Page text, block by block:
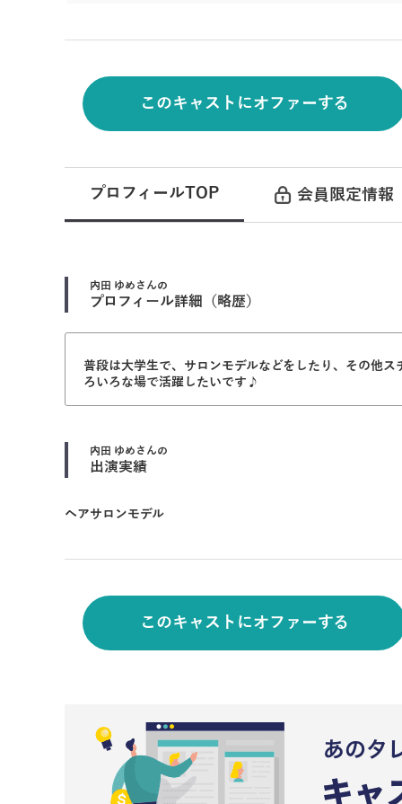
このキャストにオファーする
プロフィールTOP 会員限定情報
内田 ゆめ さんの
プロフィール詳細（略歴）
普段は大学生で、サロンモデルなどをしたり、その他
ろいろな場で活躍したいです♪
内田 ゆめ さんの
出演実績
ヘアサロンモデル
このキャストにオファーする